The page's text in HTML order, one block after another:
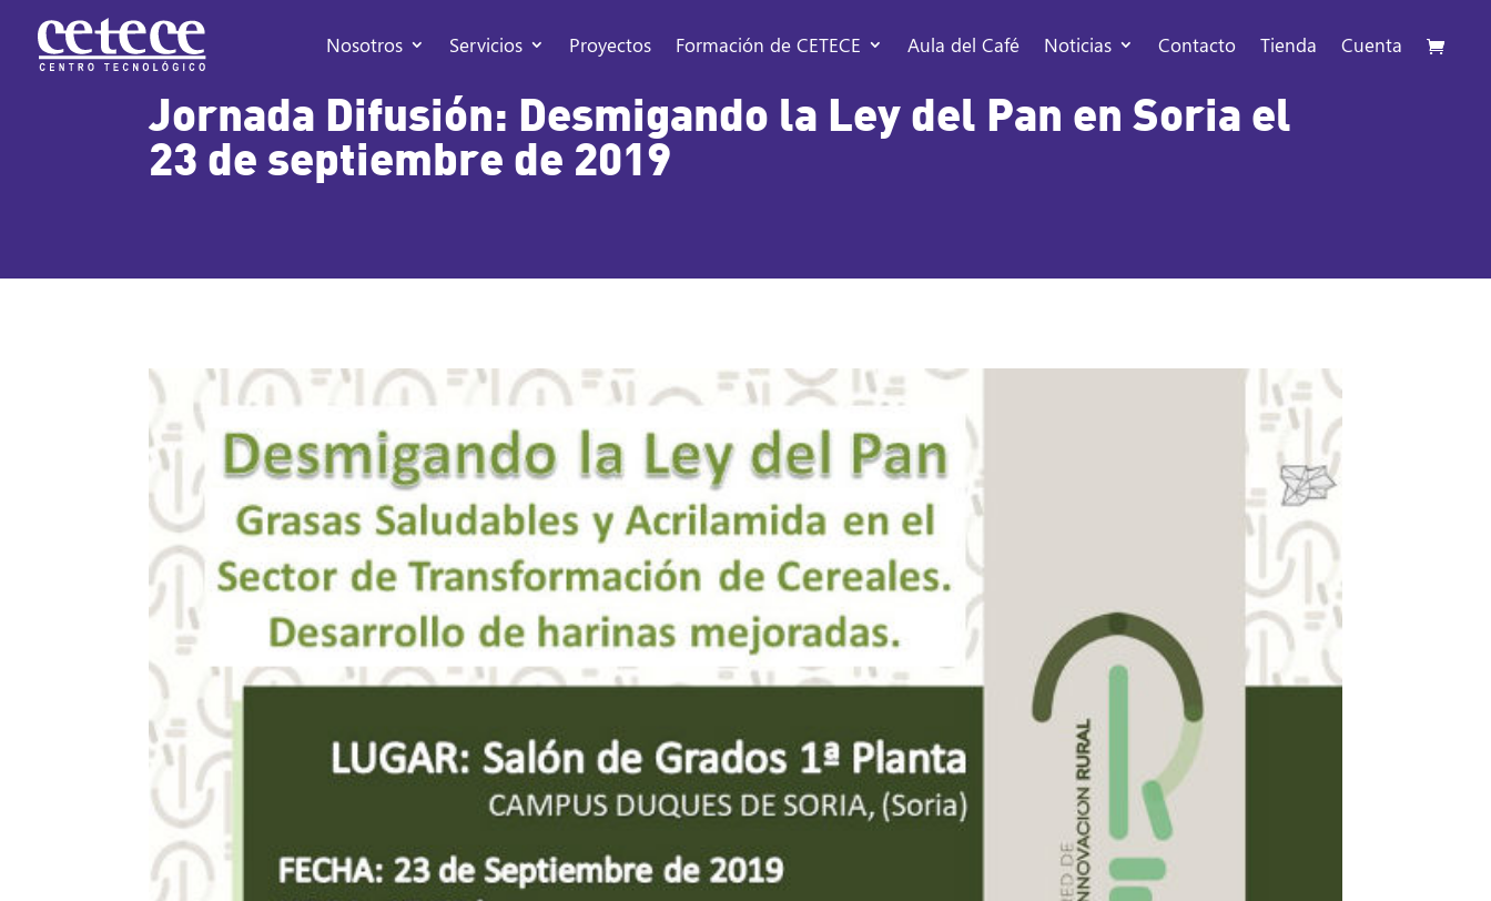
Nosotros Servicios Proyectos Formación de CETECE Aula del Café Noticias Contacto Tienda Cuenta
Jornada Difusión: Desmigando la Ley del Pan en Soria el
23 de septiembre de 2019